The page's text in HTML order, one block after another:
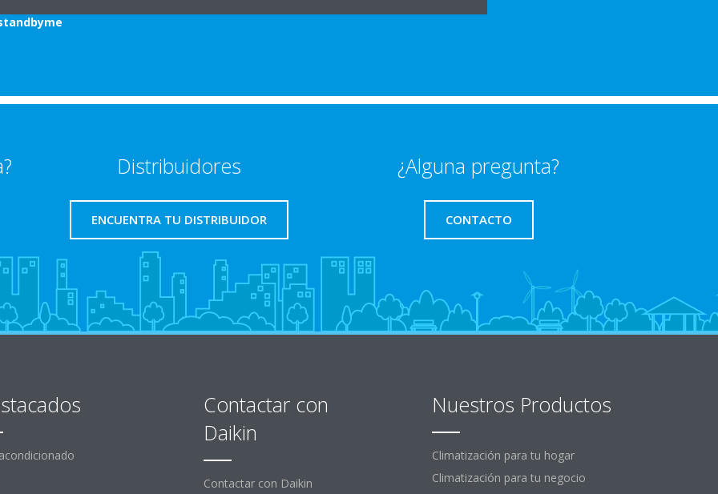
Distribuidores
ENCUENTRA TU DISTRIBUIDOR
¿Alguna pregunta?
CONTACTO
Contactar con
Daikin
Contactar con Daikin
Nuestros Productos
Climatización para tu hogar
Climatización para tu negocio